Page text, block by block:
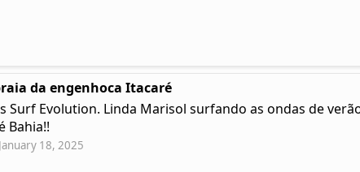
da engenhoca Itacaré
Surf Evolution. Linda Marisol surfando as ondas de
Bahia!!
18, 2025